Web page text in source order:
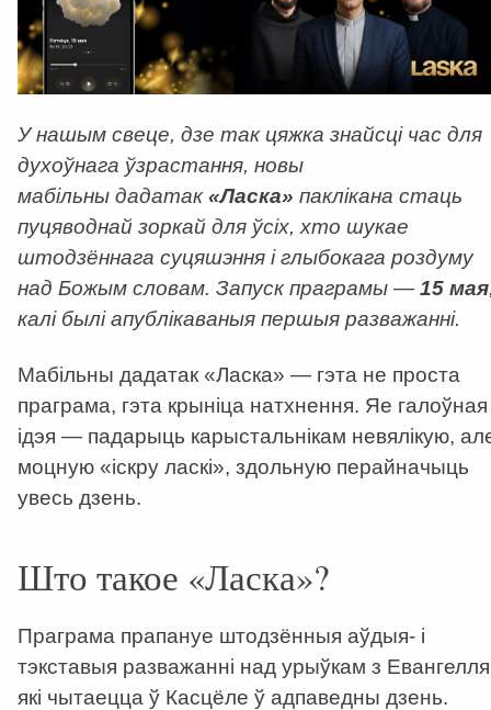
У нашым свеце, дзе так цяжка знайсці час для
духоўнага ўзрастання, новы
мабільны дадатак«Ласка» паклікана стаць
пуцяводнай зоркай для ўсіх, хто шукае
штодзённага суцяшэння і глыбокага роздуму
над Божым словам. Запуск праграмы — 15 мая
калі былі апублікаваныя першыя разважанні.
Мабільны дадатак «Ласка» — гэта не проста
праграма, гэта крыніца натхнення. Яе галоўная
ідэя — падарыць карыстальнікам невялікую,
моцную «іскру ласкі», здольную перайначыць
увесь дзень.
Што такое «Ласка»?
Праграма прапануе штодзённыя аўдыя- і
тэкставыя разважанні над урыўкам з
які чытаецца ў Касцёле ў адпаведны дзень.